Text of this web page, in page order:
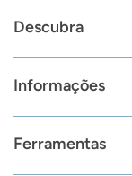
Descubra
Informações
Ferramentas